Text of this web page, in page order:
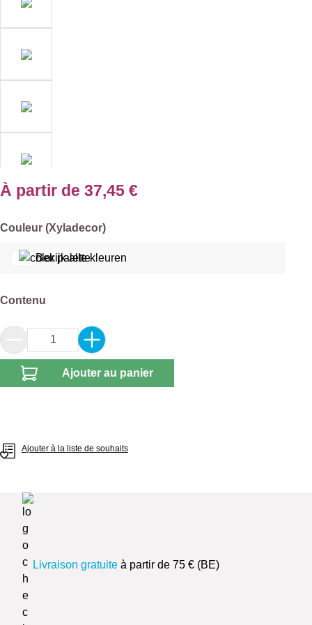
À partir de 37,45 €
Sélectionnez
Couleur (Xyladecor)
Bekijk alle kleuren
Sélectionnez
Contenu
Quantité de produit : Entrez la quantité
Ajouter au panier
Ajouter à la liste de souhaits
Livraison gratuite à partir de 75 € (BE)